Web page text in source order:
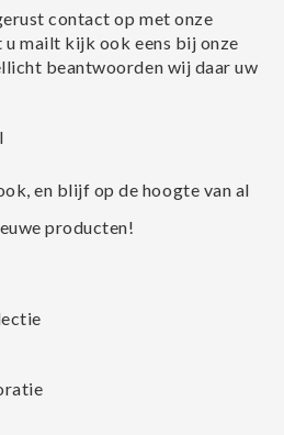
contact op met onze
mailt kijk ook eens bij onze
beantwoorden wij daar uw
en blijf op de hoogte van al
producten!